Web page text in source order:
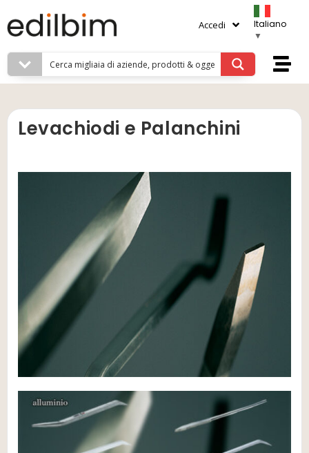
Accedi
Italiano
▼
Levachiodi e Palanchini